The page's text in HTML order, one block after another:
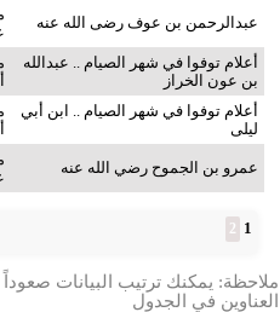
عبدالرحمن بن عوف رضى الله عنه
أعلام توفوا في شهر الصيام .. عبدالله
بن عون الخراز
أعلام توفوا في شهر الصيام .. ابن أبي
ليلى
عمرو بن الجموح رضي الله عنه
1
2
ملاحظة: يمكنك ترتيب البيانات صعوداً
العناوين في الجدول